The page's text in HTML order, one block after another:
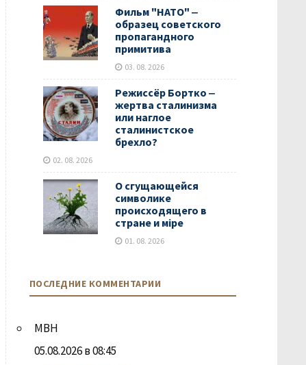
Фильм "НАТО" ‒
образец советского
пропагандного
примитива
03. 08. 2026
Режиссёр Бортко ‒
жертва сталинизма
или наглое
сталинистское
брехло?
02. 08. 2026
О сгущающейся
символике
происходящего в
стране и мiре
01. 08. 2026
ПОСЛЕДНИЕ КОММЕНТАРИИ
МВН
05.08.2026 в 08:45